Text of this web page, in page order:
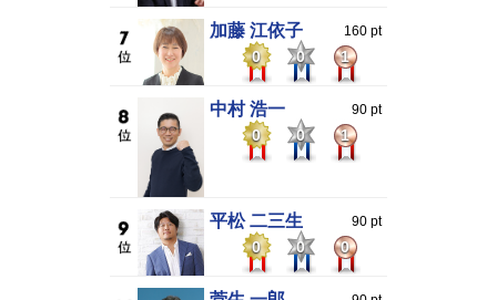
加藤 江依子 160 pt
0 0 1
中村 浩一 90 pt
0 0 1
平松 二三生 90 pt
0 0 0